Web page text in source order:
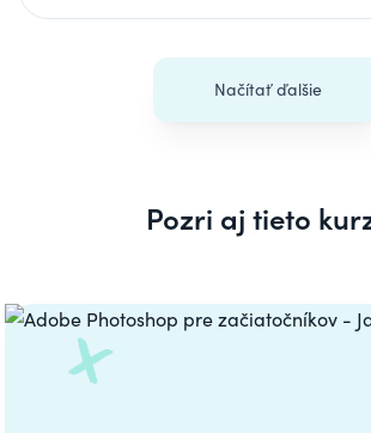
Načítať ďalšie
Pozri aj tieto
Carousel